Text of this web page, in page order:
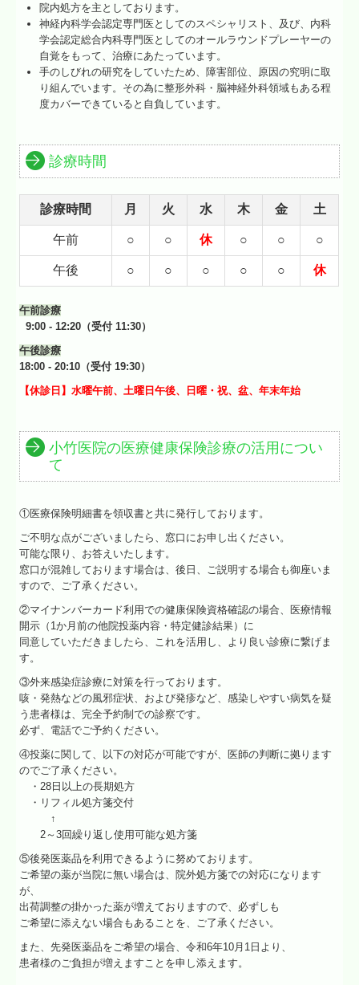
院内処方を主としております。
神経内科学会認定専門医としてのスペシャリスト、及び、内科
学会認定総合内科専門医としてのオールラウンドプレーヤーの
自覚をもって、治療にあたっています。
手のしびれの研究をしていたため、障害部位、原因の究明に取
り組んでいます。その為に整形外科・脳神経外科領域もある程
度カバーできていると自負しています。
診療時間
診療時間 月 火 水 木 金 土
午前 ○ ○ 休 ○ ○ ○
午後 ○ ○ ○ ○ ○ 休
午前診療
9:00 - 12:20（受付 11:30）
午後診療
18:00 - 20:10（受付 19:30）
【休診日】水曜午前、土曜日午後、日曜・祝、盆、年末年始
小竹医院の医療健康保険診療の活用につい
て
①医療保険明細書を領収書と共に発行しております。
ご不明な点がございましたら、窓口にお申し出ください。
可能な限り、お答えいたします。
窓口が混雑しております場合は、後日、ご説明する場合も御座いま
すので、ご了承ください。
②マイナンバーカード利用での健康保険資格確認の場合、医療情報
開示（1か月前の他院投薬内容・特定健診結果）に
同意していただきましたら、これを活用し、より良い診療に繋げま
す。
③外来感染症診療に対策を行っております。
咳・発熱などの風邪症状、および発疹など、感染しやすい病気を疑
う患者様は、完全予約制での診察です。
必ず、電話でご予約ください。
④投薬に関して、以下の対応が可能ですが、医師の判断に拠ります
のでご了承ください。
・28日以上の長期処方
・リフィル処方箋交付
↑
2～3回繰り返し使用可能な処方箋
⑤後発医薬品を利用できるように努めております。
ご希望の薬が当院に無い場合は、院外処方箋での対応になります
が、
出荷調整の掛かった薬が増えておりますので、必ずしも
ご希望に添えない場合もあることを、ご了承ください。
また、先発医薬品をご希望の場合、令和6年10月1日より、
患者様のご負担が増えますことを申し添えます。